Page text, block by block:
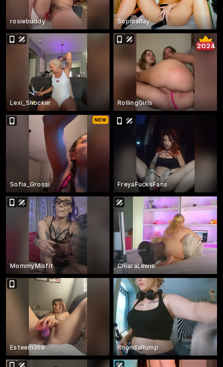
rosiebuddy SophiaRay
Lexi_Shocker
2024
RollingGirls
Sofia_Grossi FreyaFucksFans
MommyMisfit ChiaraLewis
Esteem369 RhondaRump